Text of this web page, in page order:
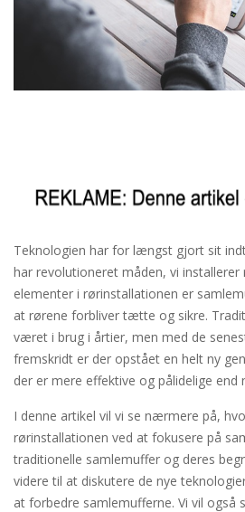
Teknologien har for længst gjort sit
har revolutioneret måden, vi installerer
elementer i rørinstallationen er
at rørene forbliver tætte og sikre.
været i brug i årtier, men med de
fremskridt er der opstået en helt ny
der er mere effektive og pålidelige end
I denne artikel vil vi se nærmere på,
rørinstallationen ved at fokusere på
traditionelle samlemuffer og deres
videre til at diskutere de nye
at forbedre samlemufferne. Vi vil også